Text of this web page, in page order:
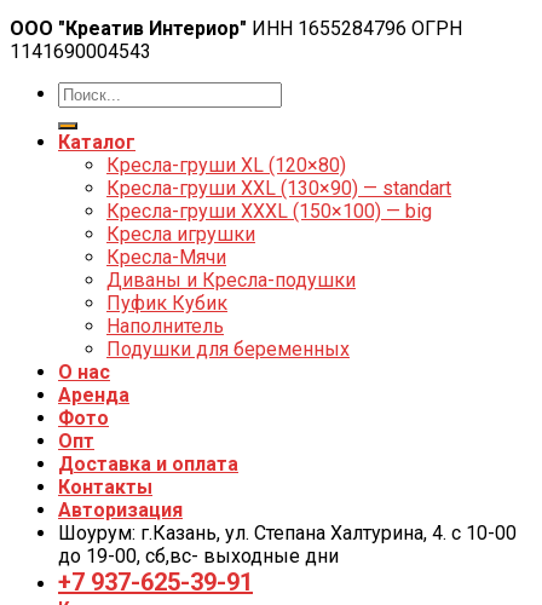
ООО "Креатив Интериор" ИНН 1655284796 ОГРН
1141690004543
Каталог
Кресла-груши XL (120×80)
Кресла-груши XXL (130×90) — standart
Кресла-груши XXXL (150×100) — big
Кресла игрушки
Кресла-Мячи
Диваны и Кресла-подушки
Пуфик Кубик
Наполнитель
Подушки для беременных
О нас
Аренда
Фото
Опт
Доставка и оплата
Контакты
Авторизация
Шоурум: г.Казань, ул. Степана Халтурина, 4. с 10-00
до 19-00, cб,вс- выходные дни
+7 937-625-39-91